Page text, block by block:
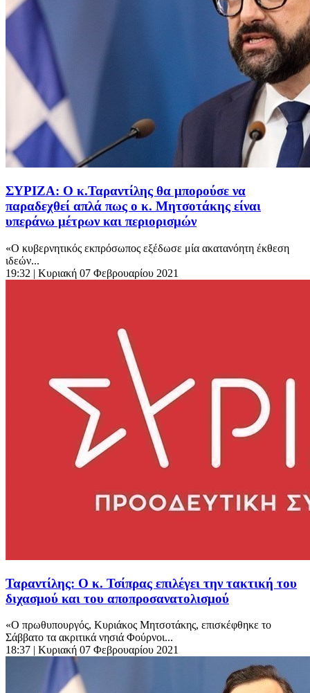
ΣΥΡΙΖΑ: Ο κ.Ταραντίλης θα μπορούσε να
παραδεχθεί απλά πως ο κ. Μητσοτάκης είναι
υπεράνω μέτρων και περιορισμών
«Ο κυβερνητικός εκπρόσωπος εξέδωσε μία ακατανόητη έκθεση
ιδεών...
19:32 | Κυριακή 07 Φεβρουαρίου 2021
Ταραντίλης: Ο κ. Τσίπρας επιλέγει την τακτική του
διχασμού και του αποπροσανατολισμού
«Ο πρωθυπουργός, Κυριάκος Μητσοτάκης, επισκέφθηκε το
Σάββατο τα ακριτικά νησιά Φούρνοι...
18:37 | Κυριακή 07 Φεβρουαρίου 2021